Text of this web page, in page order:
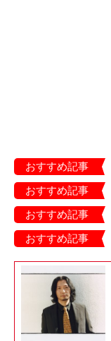
おすすめ記事
おすすめ記事
おすすめ記事
おすすめ記事